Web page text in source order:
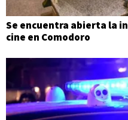
Se encuentra abierta la
cine en Comodoro